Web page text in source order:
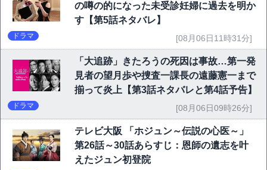
の噂の的になった未受診妊婦に過去を明か
す【第5話ネタバレ】
ドラマ [08月06日11時31分]
「大追跡」きたろうの死因は事故…第一発
見者の望月歩や捜査一課長の遠藤憲一まで
揃って炎上【第3話ネタバレと第4話予告】
ドラマ [08月06日09時26分]
テレビ大阪 「ホジュン～伝説の心医～」
第26話～30話あらすじ：恩師の遺志を叶
えたジュン初登院